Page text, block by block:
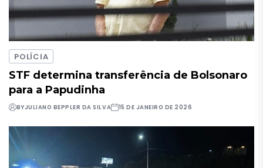
POLÍCIA
STF determina transferência de Bolsonaro
para a Papudinha
BYJULIANO BEPPLER DA SILVA 15 DE JANEIRO DE 2026